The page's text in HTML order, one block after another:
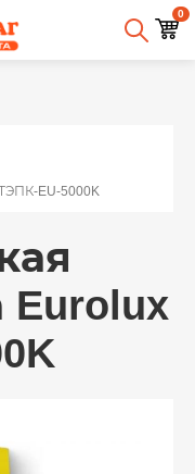
0
EU-5000K